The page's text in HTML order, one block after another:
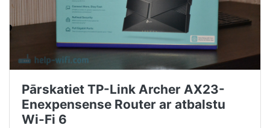
Pārskatiet TP-Link Archer AX23-
Enexpensense Router ar atbalstu
Wi-Fi 6